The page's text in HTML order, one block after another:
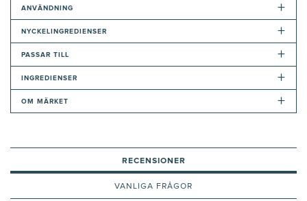
ANVÄNDNING +
NYCKELINGREDIENSER +
PASSAR TILL +
INGREDIENSER +
OM MÄRKET +
RECENSIONER
VANLIGA FRÅGOR